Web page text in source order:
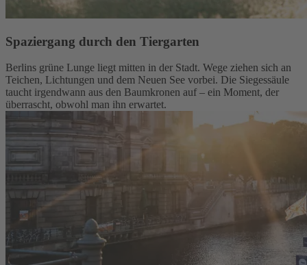
Spaziergang durch den Tiergarten
Berlins grüne Lunge liegt mitten in der Stadt. Wege ziehen sich an
Teichen, Lichtungen und dem Neuen See vorbei. Die Siegessäule
taucht irgendwann aus den Baumkronen auf – ein Moment, der
überrascht, obwohl man ihn erwartet.